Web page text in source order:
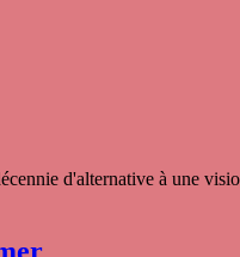
d'alternative à une